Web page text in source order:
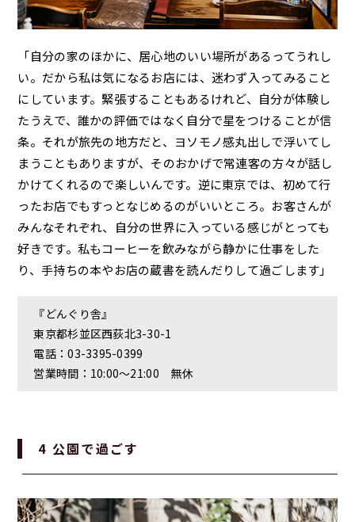
「自分の家のほかに、居心地のいい場所があるってうれし
い。だから私は気になるお店には、迷わず入ってみること
にしています。緊張することもあるけれど、自分が体験し
たうえで、誰かの評価ではなく自分で星をつけることが信
条。それが旅先の地方だと、ヨソモノ感丸出しで浮いてし
まうこともありますが、そのおかげで常連客の方々が話し
かけてくれるので楽しいんです。逆に東京では、初めて行
ったお店でもすっとなじめるのがいいところ。お客さんが
みんなそれぞれ、自分の世界に入っている感じがとっても
好きです。私もコーヒーを飲みながら静かに仕事をした
り、手持ちの本やお店の蔵書を読んだりして過ごします」
『どんぐり舎』
東京都杉並区西荻北3-30-1
電話：03-3395-0399
営業時間：10:00～21:00 無休
4 公園で過ごす